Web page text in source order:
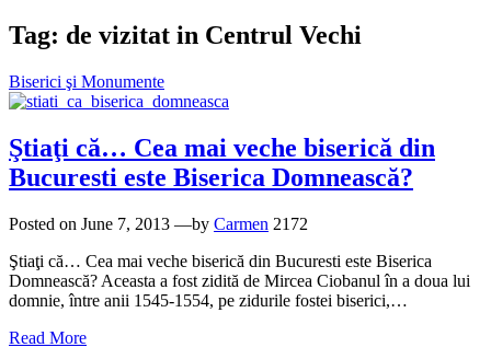
Tag: de vizitat in Centrul Vechi
Biserici şi Monumente
Ştiaţi că… Cea mai veche biserică din
Bucuresti este Biserica Domnească?
Posted on June 7, 2013 —by Carmen 2172
Ştiaţi că… Cea mai veche biserică din Bucuresti este Biserica
Domnească? Aceasta a fost zidită de Mircea Ciobanul în a doua lui
domnie, între anii 1545-1554, pe zidurile fostei biserici,…
Read More